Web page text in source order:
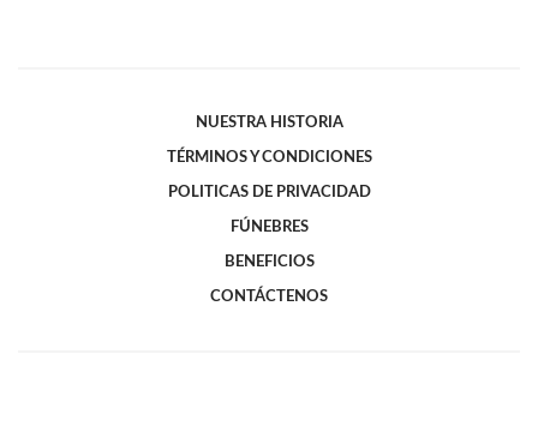
NUESTRA HISTORIA
TÉRMINOS Y CONDICIONES
POLITICAS DE PRIVACIDAD
FÚNEBRES
BENEFICIOS
CONTÁCTENOS